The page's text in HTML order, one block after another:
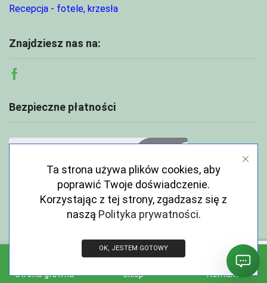
Recepcja - fotele, krzesła
Znajdziesz nas na:
Facebook
Bezpieczne płatności
Strona główna Sklep Kontakt
Ta strona używa plików cookies, aby
poprawić Twoje doświadczenie.
Korzystając z tej strony, zgadzasz się z
naszą Polityka prywatności.
OK, JESTEM GOTOWY